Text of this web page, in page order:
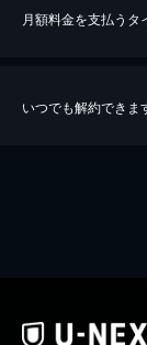
※40％ポイント還元の対
月額料金を支払うタ
いつでも解約できま